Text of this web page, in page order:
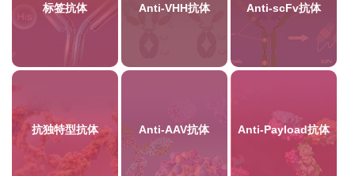
标签抗体 Anti-VHH抗体 Anti-scFv抗体
抗独特型抗体 Anti-AAV抗体 Anti-Payload抗体